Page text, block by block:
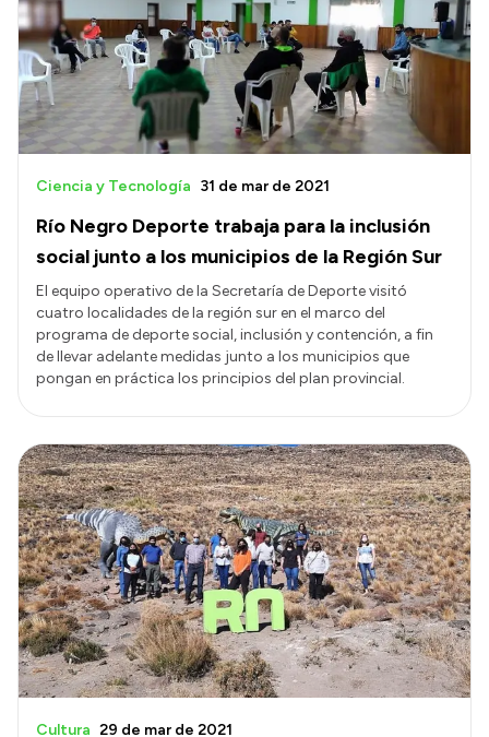
Río Negro Deporte trabaja para la inclusión
social junto a los municipios de la Región Sur
Ciencia y Tecnología 31 de mar de 2021
El equipo operativo de la Secretaría de Deporte visitó
cuatro localidades de la región sur en el marco del
programa de deporte social, inclusión y contención, a fin
de llevar adelante medidas junto a los municipios que
pongan en práctica los principios del plan provincial.
Cultura 29 de mar de 2021